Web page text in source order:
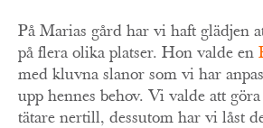
På Marias gård har vi haft glädjen
på flera olika platser. Hon valde en
med kluvna slanor som vi har
upp hennes behov. Vi valde att
tätare nertill, dessutom har vi låst